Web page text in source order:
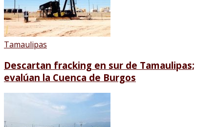
Tamaulipas
Descartan fracking en sur de Tamaulipas;
evalúan la Cuenca de Burgos